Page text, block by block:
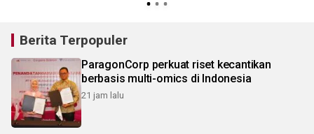
Berita Terpopuler
ParagonCorp perkuat riset kecantikan
berbasis multi-omics di Indonesia
21 jam lalu